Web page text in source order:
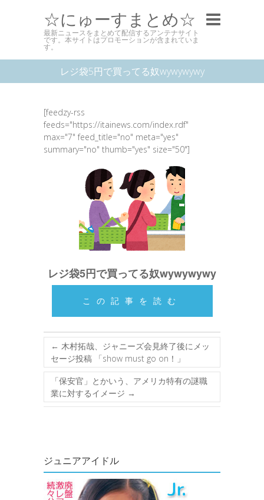
☆にゅーすまとめ☆
最新ニュースをまとめて配信するアンテナサイト
です。本サイトはプロモーションが含まれていま
す。
レジ袋5円で買ってる奴wywywywy
[feedzy-rss
feeds="https://itainews.com/index.rdf"
max="7" feed_title="no" meta="yes"
summary="no" thumb="yes" size="50"]
レジ袋5円で買ってる奴wywywywy
この記事を読む
← 木村拓哉、ジャニーズ会見終了後にメッ
セージ投稿 「show must go on！」
「保安官」とかいう、アメリカ特有の謎職
業に対するイメージ →
ジュニアアイドル